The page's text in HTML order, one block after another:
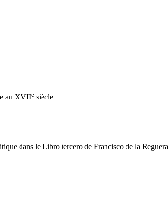
au XVIIe siècle
dans le Libro tercero de Francisco de la Reguera